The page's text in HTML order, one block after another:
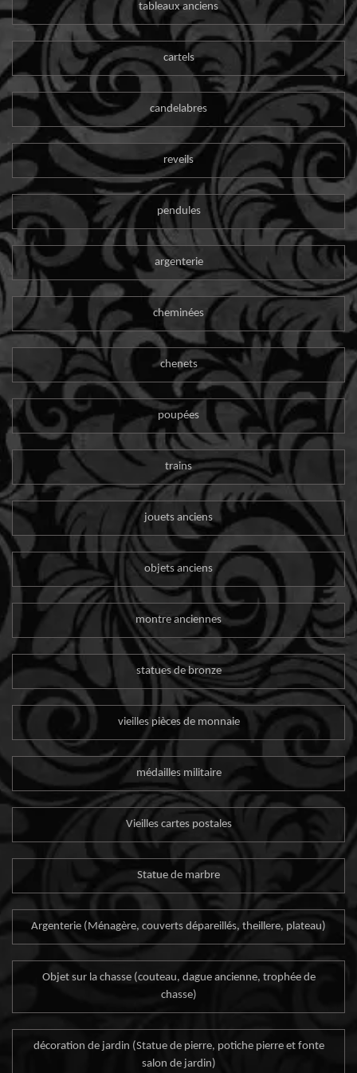
tableaux anciens
cartels
candelabres
reveils
pendules
argenterie
cheminées
chenets
poupées
trains
jouets anciens
objets anciens
montre anciennes
statues de bronze
vieilles pièces de monnaie
médailles militaire
Vieilles cartes postales
Statue de marbre
Argenterie (Ménagère, couverts dépareillés, theillere, plateau)
Objet sur la chasse (couteau, dague ancienne, trophée de
chasse)
décoration de jardin (Statue de pierre, potiche pierre et fonte
salon de jardin)